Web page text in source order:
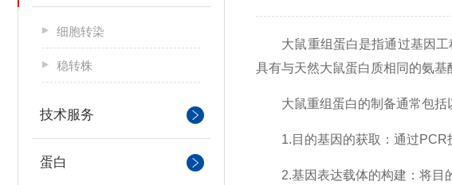
细胞转染
稳转株
技术服务
蛋白
大鼠重组蛋白是指通过基因工
具有与天然大鼠蛋白质相同的氨
大鼠重组蛋白的制备通常包括
1.目的基因的获取：通过PCR技
2.基因表达载体的构建：将目的